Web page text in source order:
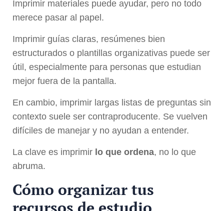
Imprimir materiales puede ayudar, pero no todo
merece pasar al papel.
Imprimir guías claras, resúmenes bien
estructurados o plantillas organizativas puede ser
útil, especialmente para personas que estudian
mejor fuera de la pantalla.
En cambio, imprimir largas listas de preguntas sin
contexto suele ser contraproducente. Se vuelven
difíciles de manejar y no ayudan a entender.
La clave es imprimir lo que ordena, no lo que
abruma.
Cómo organizar tus